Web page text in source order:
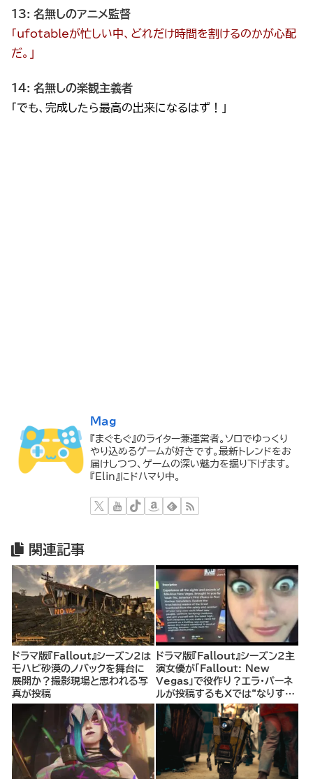
13: 名無しのアニメ監督
「ufotableが忙しい中、どれだけ時間を割けるのかが心配
だ。」
14: 名無しの楽観主義者
「でも、完成したら最高の出来になるはず！」
Mag
『まぐもぐ』のライター兼運営者。ソロでゆっくり
やり込めるゲームが好きです。最新トレンドをお
届けしつつ、ゲームの深い魅力を掘り下げます。
『Elin』にドハマり中。
関連記事
ドラマ版『Fallout』シーズン2は
モハビ砂漠のノバックを舞台に
展開か？撮影現場と思われる写
真が投稿
ドラマ版『Fallout』シーズン2主
演女優が「Fallout: New
Vegas」で役作り？エラ・パーネ
ルが投稿するもXでは“なりすま
し”の可能性を指摘